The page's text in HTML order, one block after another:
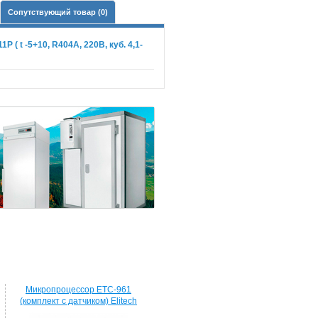
Сопутствующий товар (0)
( t -5+10, R404A, 220В, куб. 4,1-
Микропроцессор ETC-961
(комплект c датчиком) Elitech